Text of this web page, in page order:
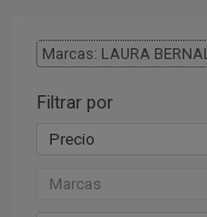
Marcas: LAURA
Filtrar por
Precio
Marcas